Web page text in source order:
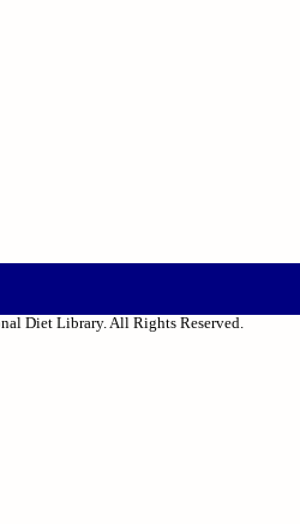
Diet Library. All Rights Reserved.